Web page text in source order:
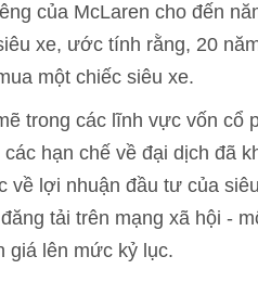
của McLaren cho đến
xe, ước tính rằng, 20
một chiếc siêu xe.
trong các lĩnh vực vốn cổ
hạn chế về đại dịch đã
lợi nhuận đầu tư của
tải trên mạng xã hội -
giá lên mức kỷ lục.